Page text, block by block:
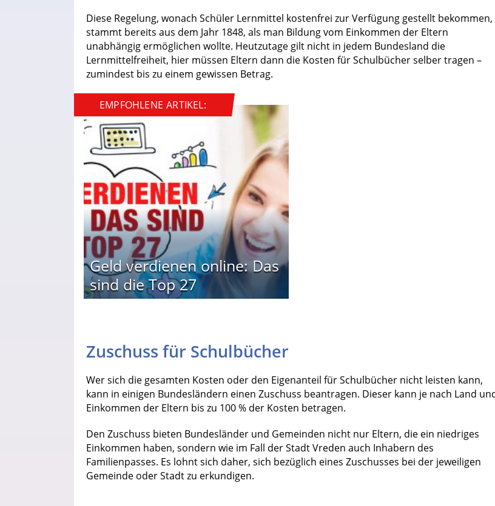
Diese Regelung, wonach Schüler Lernmittel kostenfrei zur Verfügung gestellt bekommen,
stammt bereits aus dem Jahr 1848, als man Bildung vom Einkommen der Eltern
unabhängig ermöglichen wollte. Heutzutage gilt nicht in jedem Bundesland die
Lernmittelfreiheit, hier müssen Eltern dann die Kosten für Schulbücher selber tragen –
zumindest bis zu einem gewissen Betrag.
EMPFOHLENE ARTIKEL:
Geld verdienen online: Das
sind die Top 27
Zuschuss für Schulbücher
Wer sich die gesamten Kosten oder den Eigenanteil für Schulbücher nicht leisten kann,
kann in einigen Bundesländern einen Zuschuss beantragen. Dieser kann je nach Land
Einkommen der Eltern bis zu 100 % der Kosten betragen.
Den Zuschuss bieten Bundesländer und Gemeinden nicht nur Eltern, die ein niedriges
Einkommen haben, sondern wie im Fall der Stadt Vreden auch Inhabern des
Familienpasses. Es lohnt sich daher, sich bezüglich eines Zuschusses bei der jeweiligen
Gemeinde oder Stadt zu erkundigen.
Arbeitslosengeld: Wofür bekommt